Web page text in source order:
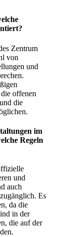
Zentrum
von
und
offenen
die
im
Regeln
und
auch
Es
da die
in der
die auf der